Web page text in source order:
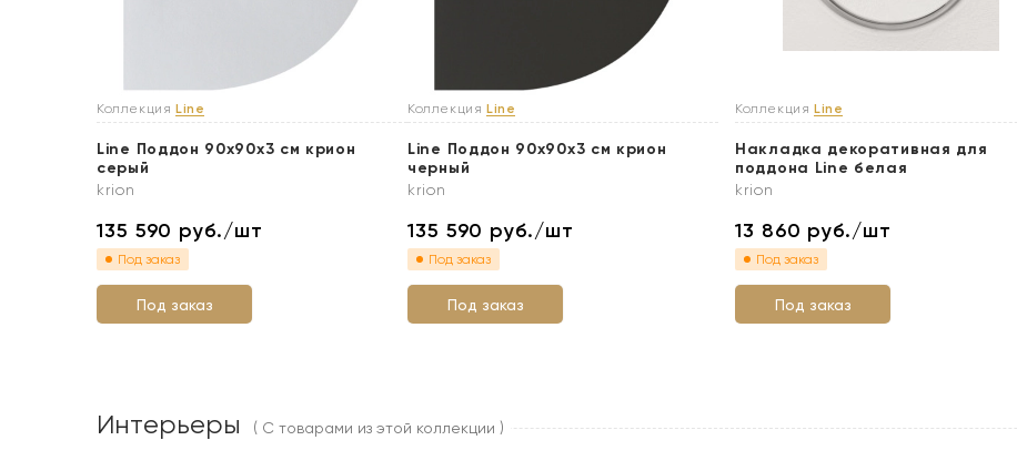
Коллекция Line
Line Поддон 90x90х3 см крион
серый
krion
135 590 руб./шт
Под заказ
Под заказ
Коллекция Line
Line Поддон 90x90х3 см крион
черный
krion
135 590 руб./шт
Под заказ
Под заказ
Коллекция Line
Накладка декоративная для
поддона Line белая
krion
13 860 руб./шт
Под заказ
Под заказ
Интерьеры ( С товарами из этой коллекции )